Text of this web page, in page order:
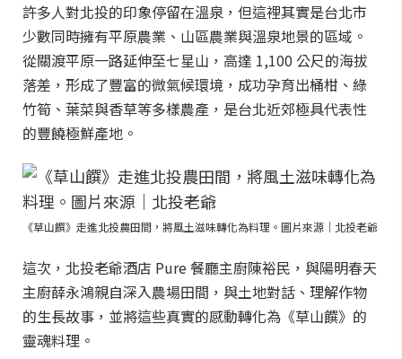
許多人對北投的印象停留在溫泉，但這裡其實是台北市
少數同時擁有平原農業、山區農業與溫泉地景的區域。
從關渡平原一路延伸至七星山，高達 1,100 公尺的海拔
落差，形成了豐富的微氣候環境，成功孕育出桶柑、綠
竹筍、葉菜與香草等多樣農產，是台北近郊極具代表性
的豐饒極鮮產地。
《草山饌》走進北投農田間，將風土滋味轉化為料理。圖片來源｜北投老爺
這次，北投老爺酒店 Pure 餐廳主廚陳裕民，與陽明春天
主廚薛永鴻親自深入農場田間，與土地對話、理解作物
的生長故事，並將這些真實的感動轉化為《草山饌》的
靈魂料理。